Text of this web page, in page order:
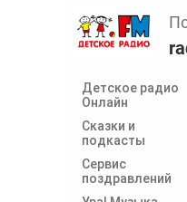
Детское радио
Онлайн
Сказки и
подкасты
Сервис
поздравлений